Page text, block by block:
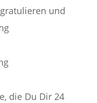
und
die Du Dir 24